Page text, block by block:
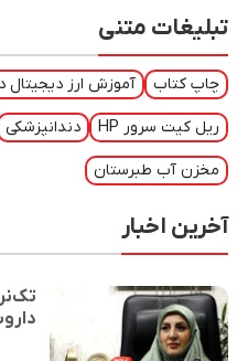
تبلیغات متنی
چاپ کتاب آموزش ارز
ریل کیت سرور HP دندانپزشکی
مخزن آب طبرستان
آخرین اخبار